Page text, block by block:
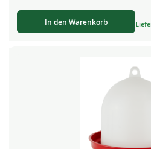
In den Warenkorb